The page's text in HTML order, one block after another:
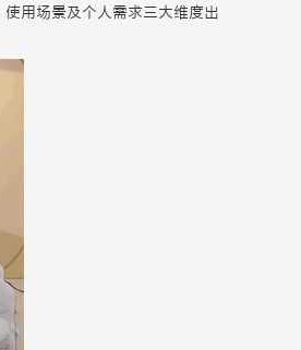
用场景及个人需求三大维度出